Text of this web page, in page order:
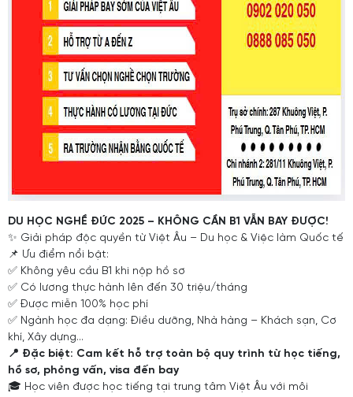
DU HỌC NGHỀ ĐỨC 2025 – KHÔNG CẦN B1 VẪN BAY ĐƯỢC!
✨ Giải pháp độc quyền từ Việt Âu – Du học & Việc làm Quốc tế
📌 Ưu điểm nổi bật:
✅ Không yêu cầu B1 khi nộp hồ sơ
✅ Có lương thực hành lên đến 30 triệu/tháng
✅ Được miễn 100% học phí
✅ Ngành học đa dạng: Điều dưỡng, Nhà hàng – Khách sạn, Cơ
khí, Xây dựng...
📍 Đặc biệt: Cam kết hỗ trợ toàn bộ quy trình từ học tiếng,
hồ sơ, phỏng vấn, visa đến bay
🎓 Học viên được học tiếng tại trung tâm Việt Âu với môi